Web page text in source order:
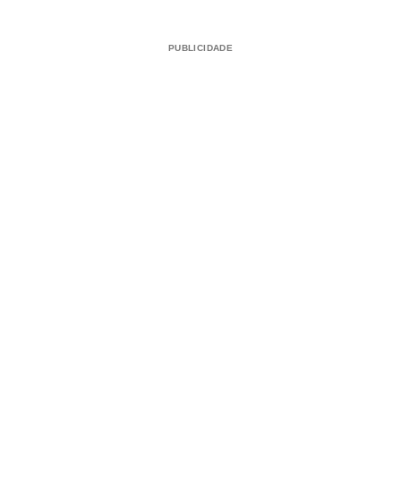
PUBLICIDADE